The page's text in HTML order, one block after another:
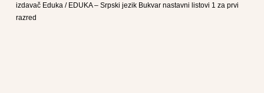
izdavač Eduka / EDUKA – Srpski jezik Bukvar nastavni listovi 1 za prvi
razred